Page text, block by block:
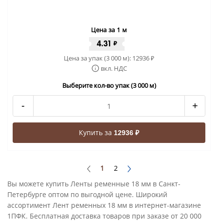
Цена за 1 м
4.31 ₽
Цена за упак (3 000 м): 12936₽
вкл. НДС
Выберите кол-во упак (3 000 м)
- +
Купить за 12936 ₽
1
2
Вы можете купить Ленты ременные 18 мм в Санкт-
Петербурге оптом по выгодной цене. Широкий
ассортимент Лент ременных 18 мм в интернет-магазине
1ПФК. Бесплатная доставка товаров при заказе от 20 000